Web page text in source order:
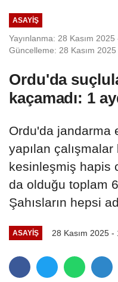
ASAYIŞ
Yayınlanma: 28 Kasım 2025
Güncelleme: 28 Kasım
Ordu'da
kaçamadı: 1
Ordu'da jandarma
yapılan
kesinleşmiş hapis
da olduğu toplam
Şahısların hepsi
ASAYIŞ 28 Kasım 2025 -